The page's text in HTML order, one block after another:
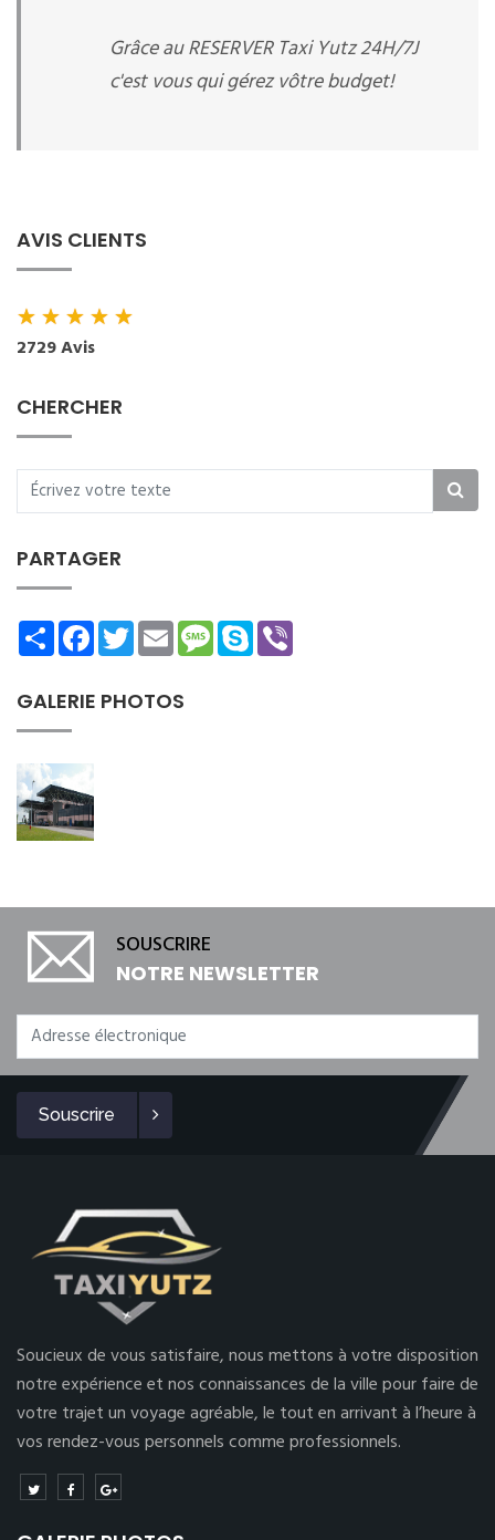
Grâce au RESERVER Taxi Yutz 24H/7J
c'est vous qui gérez vôtre budget!
AVIS CLIENTS
★★★★★
2729 Avis
CHERCHER
PARTAGER
ShareFacebookTwitterEmailMessage
Skype
GALERIE PHOTOS
SOUSCRIRE
NOTRE NEWSLETTER
Souscrire
Soucieux de vous satisfaire, nous mettons à votre disposition
notre expérience et nos connaissances de la ville pour faire de
votre trajet un voyage agréable, le tout en arrivant à l’heure à
vos rendez-vous personnels comme professionnels.